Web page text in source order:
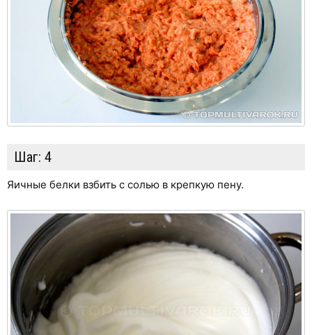
Шаг: 4
Яичные белки взбить с солью в крепкую пену.